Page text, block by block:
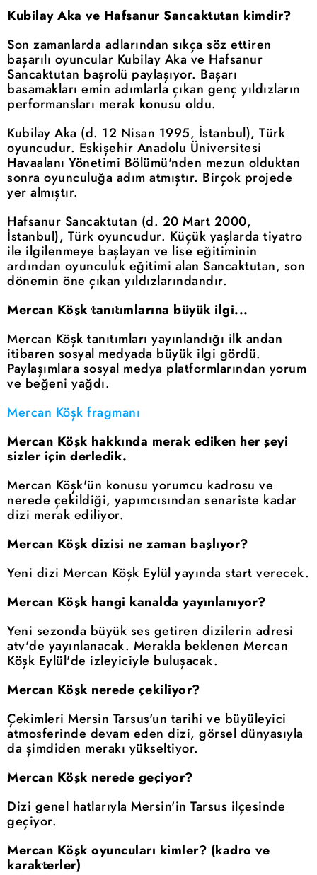
Kubilay Aka ve Hafsanur Sancaktutan kimdir?
Son zamanlarda adlarından sıkça söz ettiren
başarılı oyuncular Kubilay Aka ve Hafsanur
Sancaktutan başrolü paylaşıyor. Başarı
basamakları emin adımlarla çıkan genç yıldızların
performansları merak konusu oldu.
Kubilay Aka (d. 12 Nisan 1995, İstanbul), Türk
oyuncudur. Eskişehir Anadolu Üniversitesi
Havaalanı Yönetimi Bölümü'nden mezun olduktan
sonra oyunculuğa adım atmıştır. Birçok projede
yer almıştır.
Hafsanur Sancaktutan (d. 20 Mart 2000,
İstanbul), Türk oyuncudur. Küçük yaşlarda tiyatro
ile ilgilenmeye başlayan ve lise eğitiminin
ardından oyunculuk eğitimi alan Sancaktutan, son
dönemin öne çıkan yıldızlarındandır.
Mercan Köşk tanıtımlarına büyük ilgi...
Mercan Köşk tanıtımları yayınlandığı ilk andan
itibaren sosyal medyada büyük ilgi gördü.
Paylaşımlara sosyal medya platformlarından yorum
ve beğeni yağdı.
Mercan Köşk fragmanı
Mercan Köşk hakkında merak ediken her şeyi
sizler için derledik.
Mercan Köşk'ün konusu yorumcu kadrosu ve
nerede çekildiği, yapımcısından senariste kadar
dizi merak ediliyor.
Mercan Köşk dizisi ne zaman başlıyor?
Yeni dizi Mercan Köşk Eylül yayında start verecek.
Mercan Köşk hangi kanalda yayınlanıyor?
Yeni sezonda büyük ses getiren dizilerin adresi
atv'de yayınlanacak. Merakla beklenen Mercan
Köşk Eylül'de izleyiciyle buluşacak.
Mercan Köşk nerede çekiliyor?
Çekimleri Mersin Tarsus'un tarihi ve büyüleyici
atmosferinde devam eden dizi, görsel dünyasıyla
da şimdiden merakı yükseltiyor.
Mercan Köşk nerede geçiyor?
Dizi genel hatlarıyla Mersin'in Tarsus ilçesinde
geçiyor.
Mercan Köşk oyuncuları kimler? (kadro ve
karakterler)